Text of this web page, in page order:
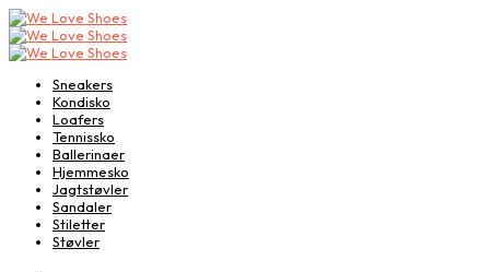
Sneakers
Kondisko
Loafers
Tennissko
Ballerinaer
Hjemmesko
Jagtstøvler
Sandaler
Stiletter
Støvler